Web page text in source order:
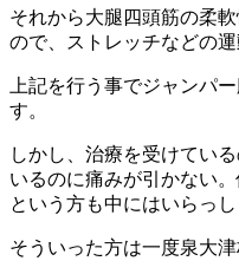
それから大腿四頭筋の柔
ので、ストレッチなどの
上記を行う事でジャンパ
す。
しかし、治療を受けてい
いるのに痛みが引かない
という方も中にはいらっし
そういった方は一度泉大